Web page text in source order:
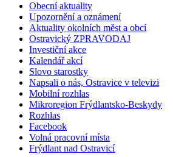
Obecní aktuality
Upozornění a oznámení
Aktuality okolních měst a obcí
Ostravický ZPRAVODAJ
Investiční akce
Kalendář akcí
Slovo starostky
Napsali o nás, Ostravice v televizi
Mobilní rozhlas
Mikroregion Frýdlantsko-Beskydy
Rozhlas
Facebook
Volná pracovní místa
Frýdlant nad Ostravicí